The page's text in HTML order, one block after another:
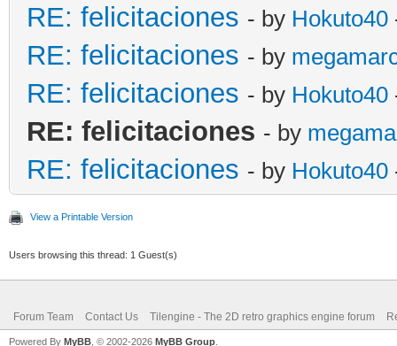
RE: felicitaciones - by Hokuto40
RE: felicitaciones - by
RE: felicitaciones - by Hokuto40
RE: felicitaciones - by
RE: felicitaciones - by Hokuto40
View a Printable Version
Users browsing this thread: 1 Guest(s)
Forum Team Contact Us Tilengine - The 2D retro graphics engine forum
Powered By MyBB , © 2002-2026 MyBB Group